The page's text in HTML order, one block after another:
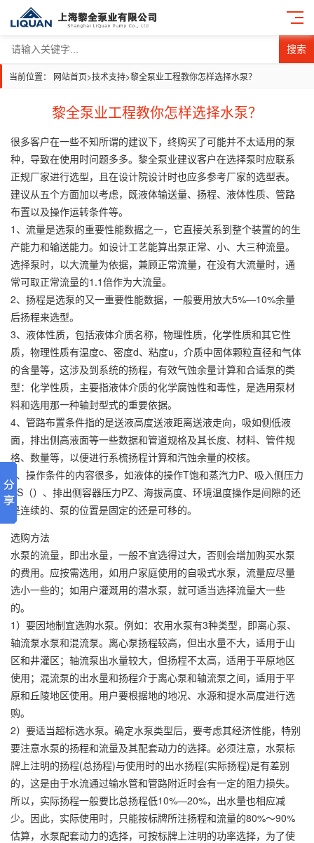
搜索
当前位置： 网站首页>技术支持>黎全泵业工程教你怎样选择水泵？
黎全泵业工程教你怎样选择水泵？
很多客户在一些不知所谓的建议下，终购买了可能并不太适用的泵
种，导致在使用时问题多多。黎全泵业建议客户在选择泵时应联系
正规厂家进行选型，且在设计院设计时也应多参考厂家的选型表。
建议从五个方面加以考虑，既液体输送量、扬程、液体性质、管路
布置以及操作运转条件等。
1、流量是选泵的重要性能数据之一，它直接关系到整个装置的的生
产能力和输送能力。如设计工艺能算出泵正常、小、大三种流量。
选择泵时，以大流量为依据，兼顾正常流量，在没有大流量时，通
常可取正常流量的1.1倍作为大流量。
2、扬程是选泵的又一重要性能数据，一般要用放大5%—10%余量
后扬程来选型。
3、液体性质，包括液体介质名称，物理性质，化学性质和其它性
质，物理性质有温度c、密度d、粘度u，介质中固体颗粒直径和气体
的含量等，这涉及到系统的扬程，有效气蚀余量计算和合适泵的类
型：化学性质，主要指液体介质的化学腐蚀性和毒性，是选用泵材
料和选用那一种轴封型式的重要依据。
4、管路布置条件指的是送液高度送液距离送液走向，吸如侧低液
面，排出侧高液面等一些数据和管道规格及其长度、材料、管件规
格、数量等，以便进行系梳扬程计算和汽蚀余量的校核。
5、操作条件的内容很多，如液体的操作T饱和蒸汽力P、吸入侧压力
PS（）、排出侧容器压力PZ、海拔高度、环境温度操作是间隙的还
是连续的、泵的位置是固定的还是可移的。
选购方法
水泵的流量，即出水量，一般不宜选得过大，否则会增加购买水泵
的费用。应按需选用，如用户家庭使用的自吸式水泵，流量应尽量
选小一些的；如用户灌溉用的潜水泵，就可适当选择流量大一些
的。
1）要因地制宜选购水泵。例如：农用水泵有3种类型，即离心泵、
轴流泵水泵和混流泵。离心泵扬程较高，但出水量不大，适用于山
区和井灌区；轴流泵出水量较大，但扬程不太高，适用于平原地区
使用；混流泵的出水量和扬程介于离心泵和轴流泵之间，适用于平
原和丘陵地区使用。用户要根据地的地况、水源和提水高度进行选
购。
2）要适当超标选水泵。确定水泵类型后，要考虑其经济性能，特别
要注意水泵的扬程和流量及其配套动力的选择。必须注意，水泵标
牌上注明的扬程(总扬程)与使用时的出水扬程(实际扬程)是有差别
的，这是由于水流通过输水管和管路附近时会有一定的阻力损失。
所以，实际扬程一般要比总扬程低10%—20%，出水量也相应减
少。因此，实际使用时，只能按标牌所注扬程和流量的80%～90%
估算，水泵配套动力的选择，可按标牌上注明的功率选择，为了使